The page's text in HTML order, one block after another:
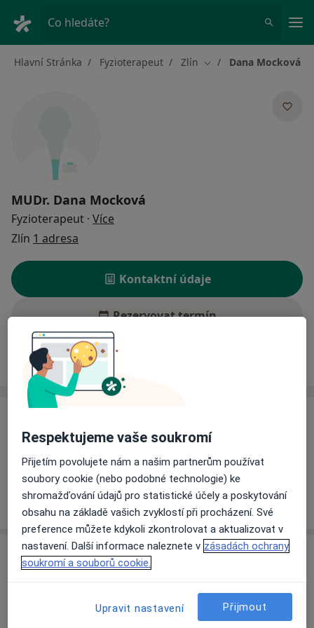
Co hledáte?
Hlavní Stránka Fyzioterapeut Zlín Změna města
Dana Mocková
MUDr. Dana Mocková
Fyzioterapeut · Více
Zlín 1 adresa
Kontaktní údaje
Rezervovat termín
Ceník
Informace o službách a cenách nejsou k dispozici
Tento specialista ještě nepřidával žádné informace o
svých službách.
Adresa
Meditime s.r.o. - Praktická ambulance
třída Tomáše Bati 3910, Zlín760 01
Respektujeme vaše soukromí
Přijetím povolujete nám a našim partnerům používat
soubory cookie (nebo podobné technologie) ke
shromažďování údajů pro statistické účely a poskytování
obsahu na základě vašich zvyklostí při procházení. Své
preference můžete kdykoli zkontrolovat a aktualizovat v
nastavení. Další informace naleznete v zásadách ochrany
soukromí a souborů cookie.
Upravit nastavení Přijmout